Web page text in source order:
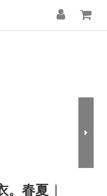
。春夏 |